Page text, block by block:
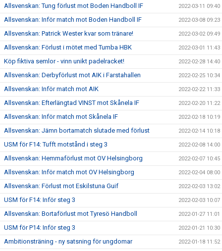
Allsvenskan: Tung förlust mot Boden Handboll IF 2022-03-11 09:40
Allsvenskan: Inför match mot Boden Handboll IF 2022-03-08 09:23
Allsvenskan: Patrick Wester kvar som tränare! 2022-03-02 09:49
Allsvenskan: Förlust i mötet med Tumba HBK 2022-03-01 11:43
Köp fiktiva semlor - vinn unikt padelracket! 2022-02-28 14:40
Allsvenskan: Derbyförlust mot AIK i Farstahallen 2022-02-25 10:34
Allsvenskan: Inför match mot AIK 2022-02-22 11:33
Allsvenskan: Efterlängtad VINST mot Skånela IF 2022-02-20 11:22
Allsvenskan: Inför match mot Skånela IF 2022-02-18 10:19
Allsvenskan: Jämn bortamatch slutade med förlust 2022-02-14 10:18
USM för F14: Tufft motstånd i steg 3 2022-02-08 14:00
Allsvenskan: Hemmaförlust mot OV Helsingborg 2022-02-07 10:45
Allsvenskan: Inför match mot OV Helsingborg 2022-02-04 08:00
Allsvenskan: Förlust mot Eskilstuna Guif 2022-02-03 13:02
USM för F14: Inför steg 3 2022-02-03 10:07
Allsvenskan: Bortaförlust mot Tyresö Handboll 2022-01-27 11:01
USM för P14: Inför steg 3 2022-01-21 10:30
Ambitionsträning - ny satsning för ungdomar 2022-01-18 11:52